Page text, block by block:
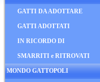
GATTI DA ADOTTARE
GATTI ADOTTATI
IN RICORDO DI
SMARRITI e RITROVATI
MONDO GATTOPOLI